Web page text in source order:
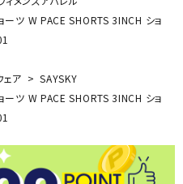
ーツ W PACE SHORTS 3INCH ショ
ェア
SAYSKY
ーツ W PACE SHORTS 3INCH ショ